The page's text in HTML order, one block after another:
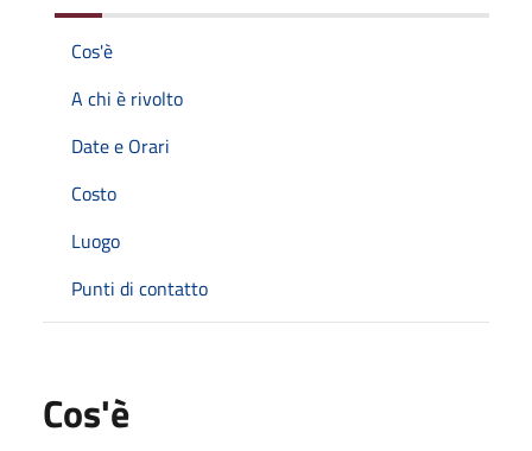
Cos'è
A chi è rivolto
Date e Orari
Costo
Luogo
Punti di contatto
Cos'è